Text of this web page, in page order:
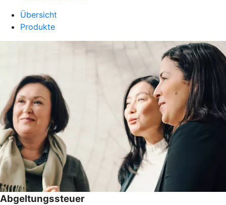
Übersicht
Produkte
Abgeltungssteuer